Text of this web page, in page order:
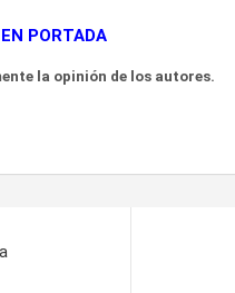
PORTADA
la opinión de los autores.